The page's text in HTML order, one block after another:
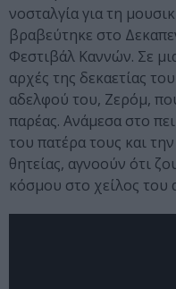
νοσταλγία για τη
βραβεύτηκε στο
Φεστιβάλ Καννών. Σε
αρχές της δεκαετίας
αδελφού του, Ζερόμ,
παρέας. Ανάμεσα στο
του πατέρα τους και
θητείας, αγνοούν ότι
κόσμου στο χείλος του